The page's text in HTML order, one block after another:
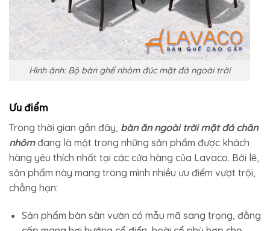
Hình ảnh: Bộ bàn ghế nhôm đúc mặt đá ngoài trời
Ưu điểm
Trong thời gian gần đây, bàn ăn ngoài trời mặt đá chân
nhômđang là một trong những sản phẩm được khách
hàng yêu thích nhất tại các cửa hàng của Lavaco. Bởi lẽ,
sản phẩm này mang trong mình nhiều ưu điểm vượt trội,
chẳng hạn:
Sản phẩm bàn sân vườn có mẫu mã sang trọng, đẳng